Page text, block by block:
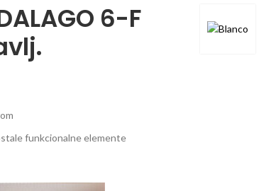
6-F
funkcionalne elemente